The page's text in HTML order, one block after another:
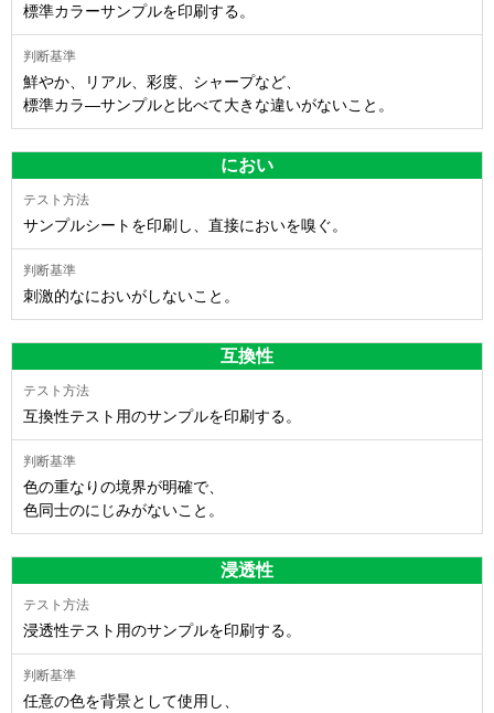
標準カラーサンプルを印刷する。
鮮やか、リアル、彩度、シャープなど、
標準カラ―サンプルと比べて大きな違いがないこと。
におい
サンプルシートを印刷し、直接においを嗅ぐ。
刺激的なにおいがしないこと。
互換性
互換性テスト用のサンプルを印刷する。
色の重なりの境界が明確で、
色同士のにじみがないこと。
浸透性
浸透性テスト用のサンプルを印刷する。
任意の色を背景として使用し、